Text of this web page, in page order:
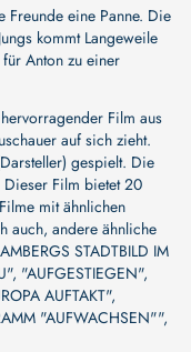
eine Panne. Die
kommt Langeweile
Anton zu einer
Film aus
auf sich zieht.
gespielt. Die
Dieser Film bietet 20
mit ähnlichen
auch, andere ähnliche
STADTBILD IM
, "AUFGESTIEGEN",
AUFTAKT",
"AUFWACHSEN"",